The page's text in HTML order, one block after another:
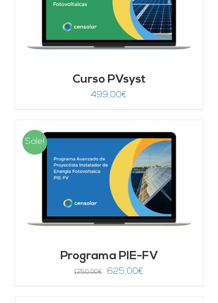
Curso PVsyst
499,00€
Sale!
Programa PIE-FV
1.250,00€
El
625,00€